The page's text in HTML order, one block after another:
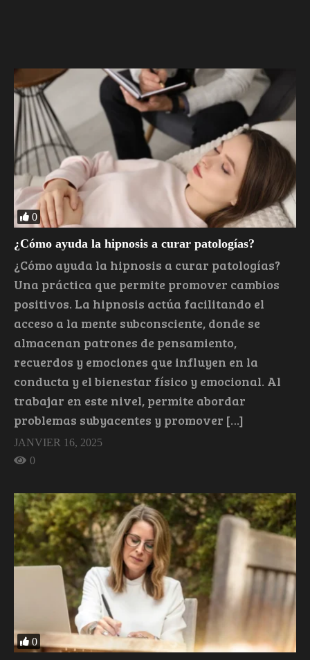
0
¿Cómo ayuda la hipnosis a curar patologías?
¿Cómo ayuda la hipnosis a curar patologías?
Una práctica que permite promover cambios
positivos. La hipnosis actúa facilitando el
acceso a la mente subconsciente, donde se
almacenan patrones de pensamiento,
recuerdos y emociones que influyen en la
conducta y el bienestar físico y emocional. Al
trabajar en este nivel, permite abordar
problemas subyacentes y promover […]
JANVIER 16, 2025
0
0